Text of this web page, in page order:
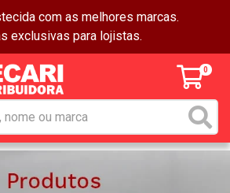
com as melhores marcas.
exclusivas para lojistas.
0